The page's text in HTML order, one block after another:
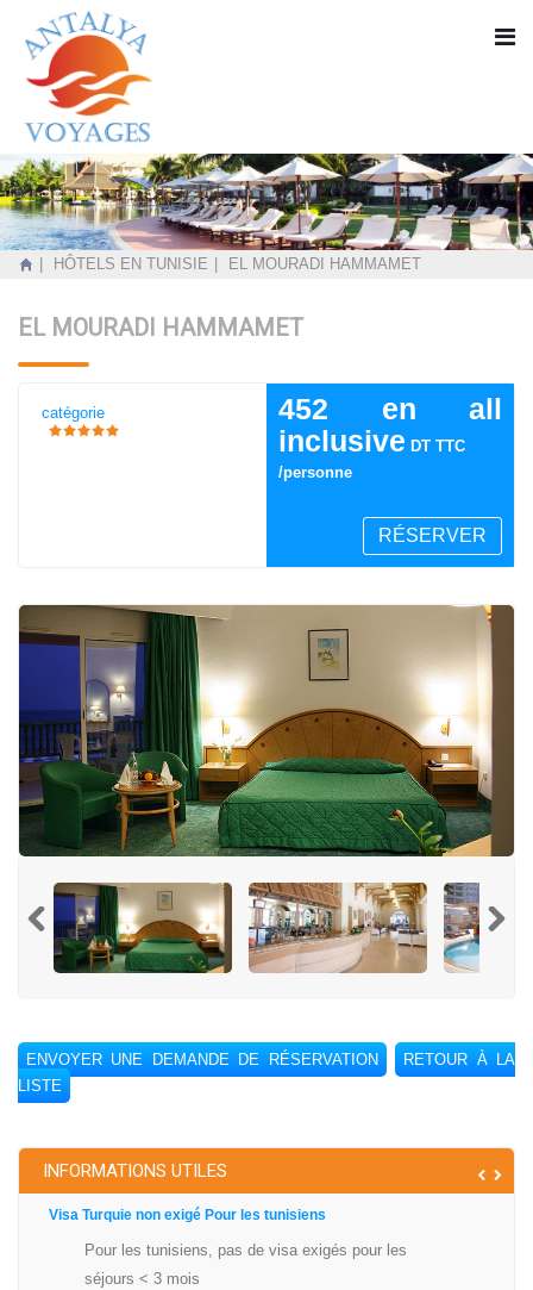
HÔTELS EN TUNISIE EL MOURADI HAMMAMET
EL MOURADI HAMMAMET
catégorie
452 en all
inclusive DT TTC
/personne
RÉSERVER
ENVOYER UNE DEMANDE DE RÉSERVATION
RETOUR À LA
LISTE
INFORMATIONS UTILES
Visa Turquie non exigé Pour les tunisiens
Pour les tunisiens, pas de visa exigés pour les
séjours < 3 mois